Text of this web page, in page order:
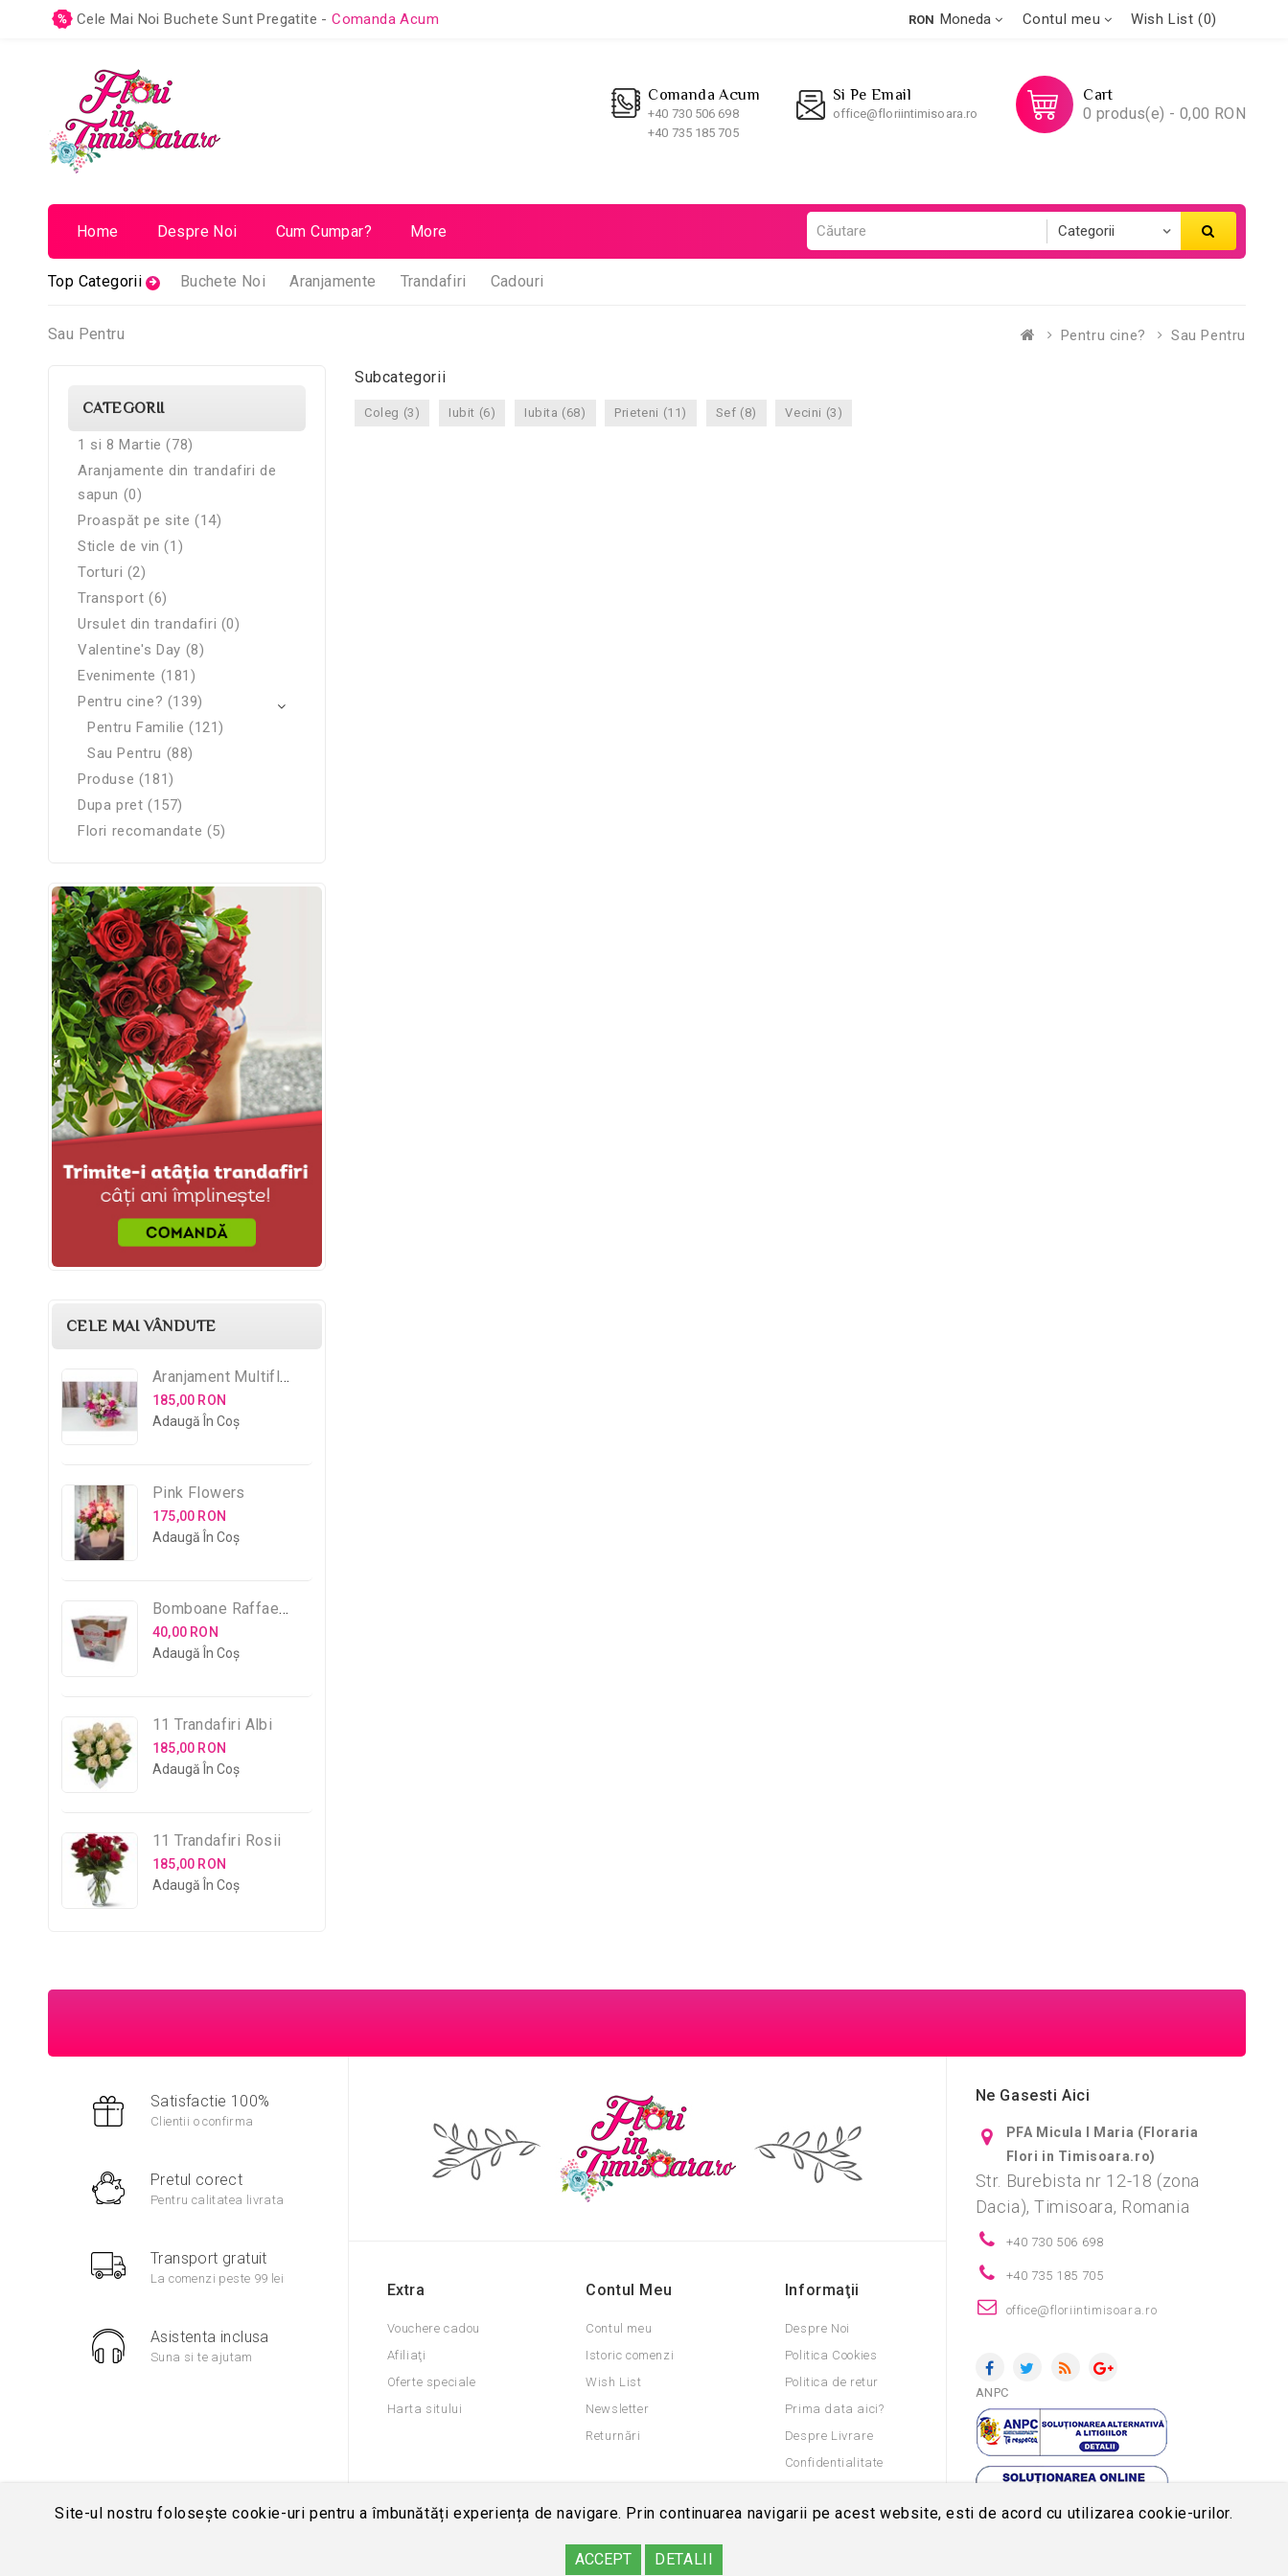
Cele Mai Noi Buchete Sunt Pregatite -Comanda Acum RON Moneda Contul meu Wish List (0)
Comanda Acum
+40 730 506 698
+40 735 185 705
Si Pe Email
office@floriintimisoara.ro
Cart
0 produs(e) - 0,00 RON
Home Despre Noi Cum Cumpar? More
Top Categorii Buchete Noi Aranjamente Trandafiri Cadouri
Sau Pentru Pentru cine? Sau Pentru
CATEGORII
1 si 8 Martie (78)
Aranjamente din trandafiri de
sapun (0)
Proaspăt pe site (14)
Sticle de vin (1)
Torturi (2)
Transport (6)
Ursulet din trandafiri (0)
Valentine's Day (8)
Evenimente (181)
Pentru cine? (139)
Pentru Familie (121)
Sau Pentru (88)
Produse (181)
Dupa pret (157)
Flori recomandate (5)
CELE MAI VÂNDUTE
Aranjament Multifloral
185,00 RON
Adaugă În Coş
Pink Flowers
175,00 RON
Adaugă În Coş
Bomboane Raffaello
40,00 RON
Adaugă În Coş
11 Trandafiri Albi
185,00 RON
Adaugă În Coş
11 Trandafiri Rosii
185,00 RON
Adaugă În Coş
Subcategorii
Coleg (3) Iubit (6) Iubita (68) Prieteni (11) Sef (8) Vecini (3)
Site-ul nostru folosește cookie-uri pentru a îmbunătăți experiența de navigare. Prin continuarea navigarii pe acest website, esti de acord cu utilizarea cookie-urilor.
ACCEPT DETALII
Satisfactie 100%
Clientii o confirma
Pretul corect
Pentru calitatea livrata
Transport gratuit
La comenzi peste 99 lei
Asistenta inclusa
Suna si te ajutam
Extra
Vouchere cadou
Afiliaţi
Oferte speciale
Harta sitului
Contul Meu
Contul meu
Istoric comenzi
Wish List
Newsletter
Returnări
Informaţii
Despre Noi
Politica Cookies
Politica de retur
Prima data aici?
Despre Livrare
Confidentialitate
Ne Gasesti Aici
PFA Micula I Maria (Floraria
Flori in Timisoara.ro)
Str. Burebista nr 12-18 (zona
Dacia), Timisoara, Romania
+40 730 506 698
+40 735 185 705
office@floriintimisoara.ro
ANPC